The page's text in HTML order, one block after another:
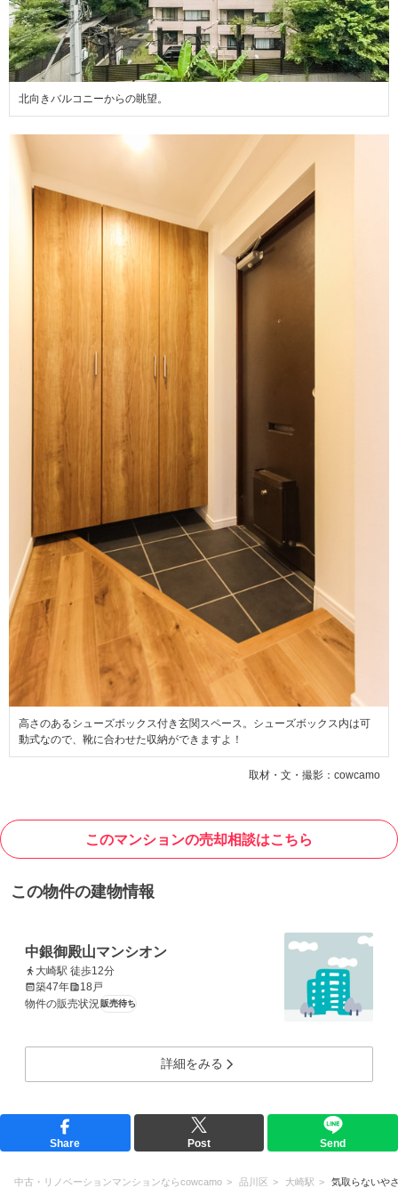
北向きバルコニーからの眺望。
高さのあるシューズボックス付き玄関スペース。シューズボックス内は可
動式なので、靴に合わせた収納ができますよ！
取材・文・撮影：cowcamo
このマンションの売却相談はこちら
この物件の建物情報
中銀御殿山マンシオン
大崎駅 徒歩12分
築47年
18戸
物件の販売状況 販売待ち
詳細をみる
Share Post Send
中古・リノベーションマンションならcowcamo 品川区 大崎駅 気取らないや